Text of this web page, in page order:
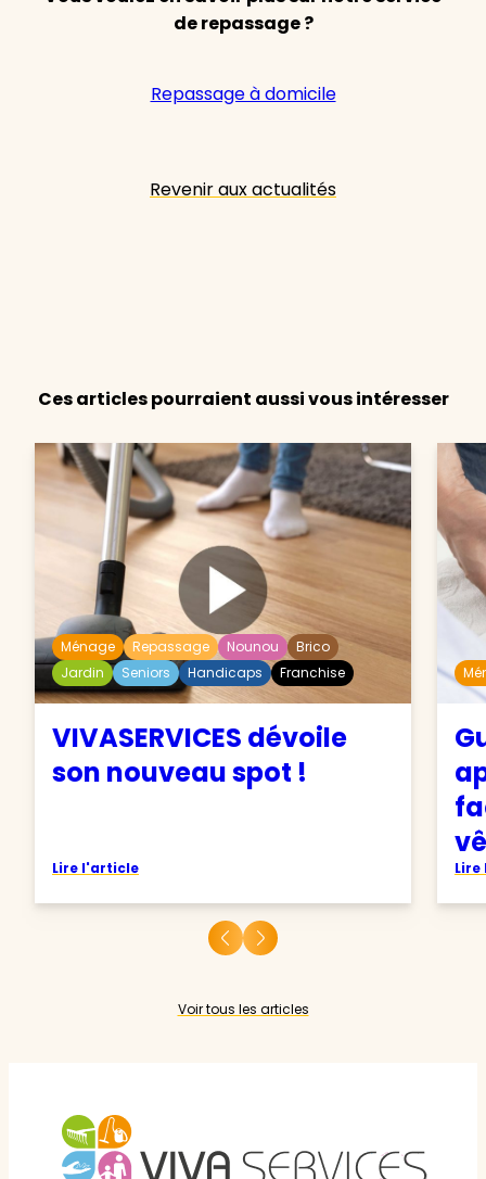
de repassage ?
Repassage à domicile
Revenir aux actualités
Ces articles pourraient aussi vous intéresser
Ménage Repassage Nounou
Brico
Jardin
Seniors Handicaps Franchise
VIVASERVICES dévoile
son nouveau spot !
Lire l'article
Voir tous les articles